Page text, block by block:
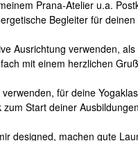
Prana-Atelier u.a.
Begleiter für deinen
Ausrichtung verwenden,
mit einem herzlichen
für deine
zum Start deiner
designed, machen gute